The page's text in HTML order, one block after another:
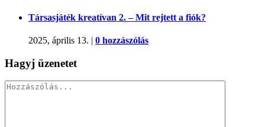
Társasjáték kreatívan 2. – Mit rejtett a fiók?
2025, április 13. | 0 hozzászólás
Hagyj üzenetet
Hozzászólás